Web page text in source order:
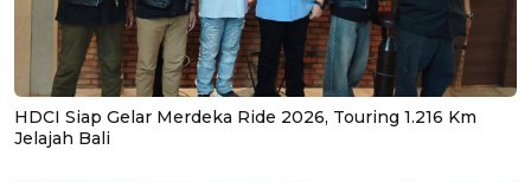
HDCI Siap Gelar Merdeka Ride 2026, Touring 1.216 Km
Jelajah Bali